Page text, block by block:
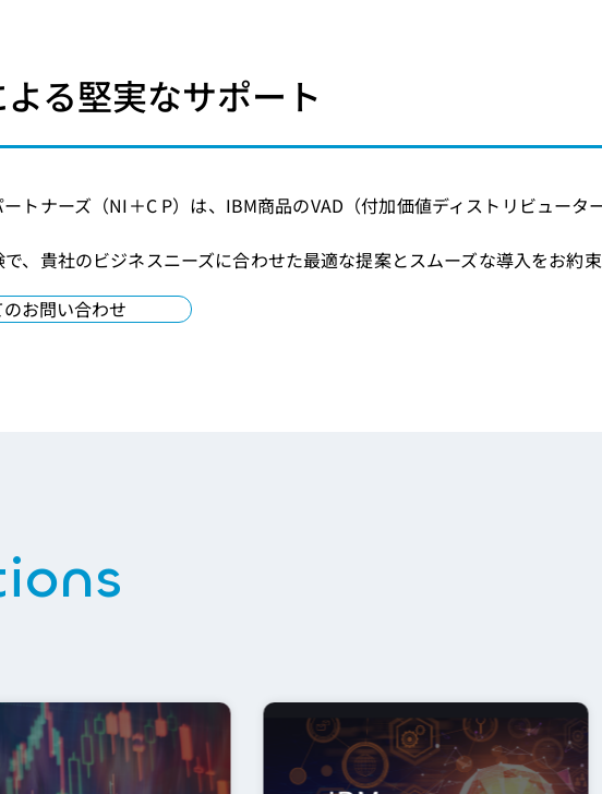
る堅実なサポート
トナーズ（NI＋C P）は、IBM商品のVAD（付加価値ディストリビュー
、貴社のビジネスニーズに合わせた最適な提案とスムーズな導入をお約束
お問い合わせ